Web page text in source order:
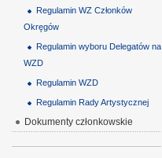
Regulamin WZ Członków
Okręgów
Regulamin wyboru Delegatów na
WZD
Regulamin WZD
Regulamin Rady Artystycznej
Dokumenty członkowskie